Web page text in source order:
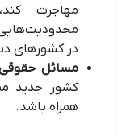
مهاجرت
در کشور‌های
مسائل حقوقی
کشور جدید
همراه باشد.